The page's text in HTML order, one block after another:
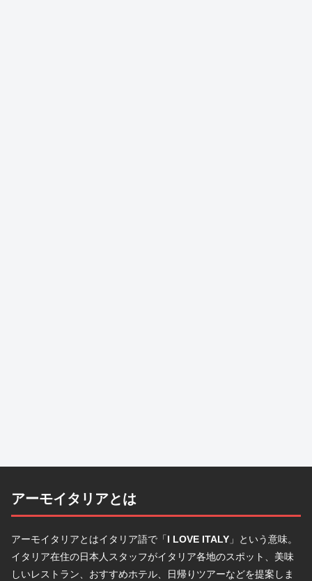
アーモイタリアとは
アーモイタリアとはイタリア語で「I LOVE ITALY 」という意味。
イタリア在住の日本人スタッフがイタリア各地のスポット、美味
しいレストラン、おすすめホテル、日帰りツアーなどを提案しま